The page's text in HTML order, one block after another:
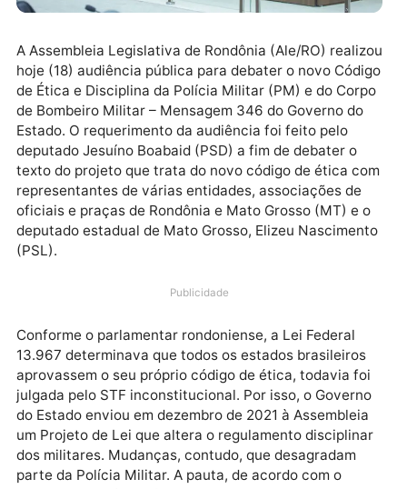
A Assembleia Legislativa de Rondônia (Ale/RO)
hoje (18) audiência pública para debater o novo
de Ética e Disciplina da Polícia Militar (PM) e do
de Bombeiro Militar – Mensagem 346 do Governo do
Estado. O requerimento da audiência foi feito pelo
deputado Jesuíno Boabaid (PSD) a fim de debater o
representantes de várias entidades, associações de
deputado estadual de Mato Grosso, Elizeu
(PSL).
Publicidade
Conforme o parlamentar rondoniense, a Lei Federal
13.967 determinava que todos os estados brasileiros